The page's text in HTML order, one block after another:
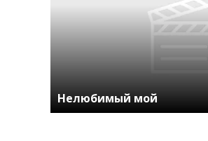
Нелюбимый мой